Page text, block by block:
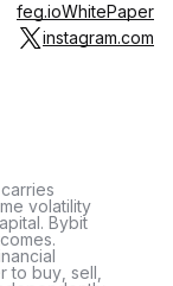
feg.ioWhitePaper
instagram.com
volatility
Bybit
to buy, sell,